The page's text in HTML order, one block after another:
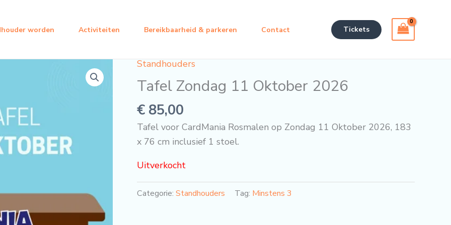
worden Activiteiten Bereikbaarheid & parkeren Contact Tickets
Standhouders
Tafel Zondag 11 Oktober 2026
€ 85,00
Tafel voor CardMania Rosmalen op Zondag 11 Oktober 2026, 183
x 76 cm inclusief 1 stoel.
Uitverkocht
Categorie: Standhouders Tag: Minstens 3